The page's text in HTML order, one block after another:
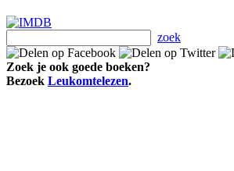
zoek
Zoek je ook goede boeken?
Bezoek Leukomtelezen.